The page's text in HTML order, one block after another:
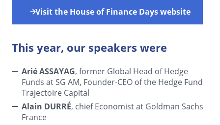
Visit the House of Finance Days website
This year, our speakers were
Arié ASSAYAG, former Global Head of Hedge
Funds at SG AM, Founder-CEO of the Hedge Fund
Trajectoire Capital
Alain DURRÉ, chief Economist at Goldman Sachs
France